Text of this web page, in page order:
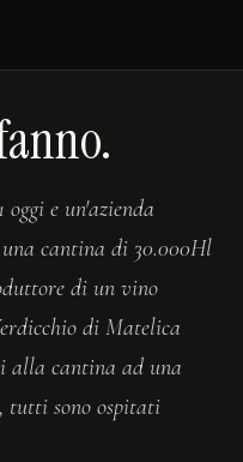
e un'azienda
cantina di 30.000Hl
di un vino
di Matelica
alla cantina ad una
tutti sono ospitati